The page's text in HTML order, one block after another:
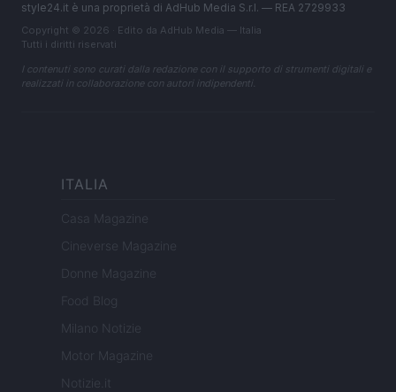
style24.it è una proprietà di AdHub Media S.r.l. — REA 2729933
Copyright © 2026 · Edito da AdHub Media — Italia
Tutti i diritti riservati
I contenuti sono curati dalla redazione con il supporto di strumenti digitali e
realizzati in collaborazione con autori indipendenti.
ITALIA
Casa Magazine
Cineverse Magazine
Donne Magazine
Food Blog
Milano Notizie
Motor Magazine
Notizie.it